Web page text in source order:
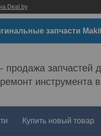
Deal.by
запчасти
продажа запчастей
инструмента
Купить новый товар